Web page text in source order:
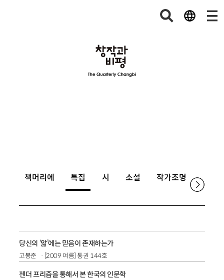
책머리에 특집 시 소설 작가조명 논단
당신의 ‘앎’에는 믿음이 존재하는가
고봉준 [2009 여름] 통권 144호
젠더 프리즘을 통해서 본 한국의 인문학